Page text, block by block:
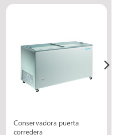
Conservadora puerta
corredera